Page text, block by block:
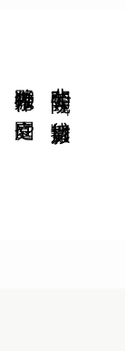
非公開寺院で「貸切撮影」
狩野永徳作の庭園や